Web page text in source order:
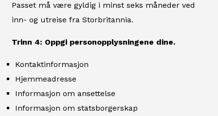
Passet må være gyldig i minst seks måneder ved
inn- og utreise fra Storbritannia.
Trinn 4: Oppgi personopplysningene dine.
Kontaktinformasjon
Hjemmeadresse
Informasjon om ansettelse
Informasjon om statsborgerskap